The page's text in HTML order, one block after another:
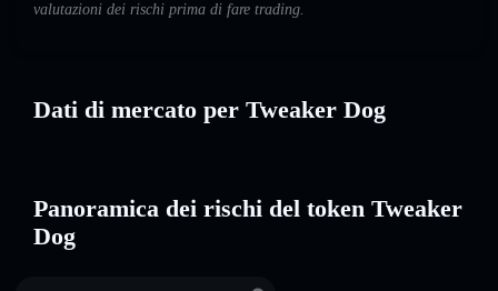
valutazioni dei rischi prima di fare trading.
Dati di mercato per Tweaker Dog
Panoramica dei rischi del token Tweaker
Dog